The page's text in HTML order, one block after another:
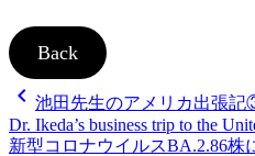
Back
投
稿
chevron_left 池田先生のアメリカ出張
Dr. Ikeda’s business trip to the
新型コロナウイルスBA.2.86株